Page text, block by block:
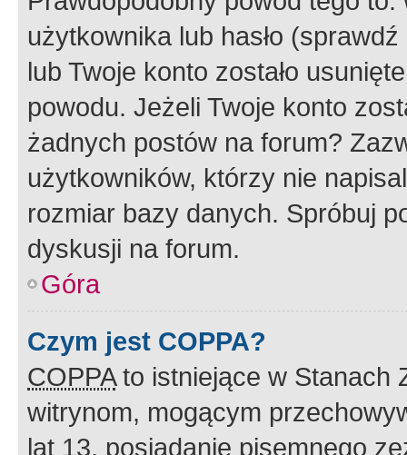
użytkownika lub hasło
lub Twoje konto zostało
powodu. Jeżeli Twoje konto
żadnych postów na forum?
użytkowników, którzy nie
rozmiar bazy danych. Spróbuj
dyskusji na forum.
Góra
Czym jest COPPA?
COPPAto istniejące w Stanach
witrynom, mogącym
lat 13, posiadanie pisemnego